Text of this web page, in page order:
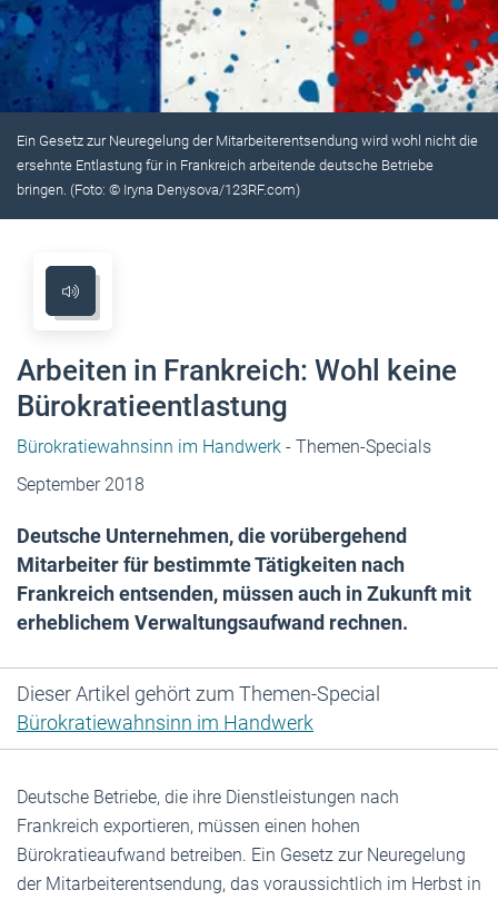
Ein Gesetz zur Neuregelung der Mitarbeiterentsendung wird wohl nicht die
ersehnte Entlastung für in Frankreich arbeitende deutsche Betriebe
bringen. (Foto: © Iryna Denysova/123RF.com)
Arbeiten in Frankreich: Wohl keine
Bürokratieentlastung
Bürokratiewahnsinn im Handwerk - Themen-Specials
September 2018
Deutsche Unternehmen, die vorübergehend
Mitarbeiter für bestimmte Tätigkeiten nach
Frankreich entsenden, müssen auch in Zukunft mit
erheblichem Verwaltungsaufwand rechnen.
Dieser Artikel gehört zum Themen-Special
Bürokratiewahnsinn im Handwerk
Deutsche Betriebe, die ihre Dienstleistungen nach
Frankreich exportieren, müssen einen hohen
Bürokratieaufwand betreiben. Ein Gesetz zur Neuregelung
der Mitarbeiterentsendung, das voraussichtlich im Herbst in